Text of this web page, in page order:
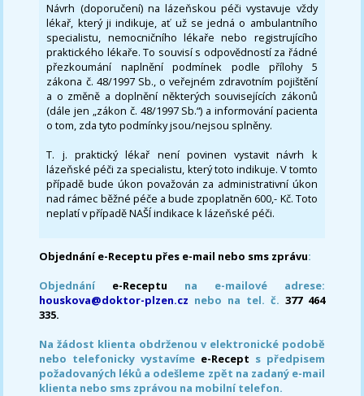
Návrh (doporučení) na lázeňskou péči vystavuje vždy
lékař, který ji indikuje, ať už se jedná o ambulantního
specialistu, nemocničního lékaře nebo registrujícího
praktického lékaře. To souvisí s odpovědností za řádné
přezkoumání naplnění podmínek podle přílohy 5
zákona č. 48/1997 Sb., o veřejném zdravotním pojištění
a o změně a doplnění některých souvisejících zákonů
(dále jen „zákon č. 48/1997 Sb.“) a informování pacienta
o tom, zda tyto podmínky jsou/nejsou splněny.
T. j. praktický lékař není povinen vystavit návrh k
lázeňské péči za specialistu, který toto indikuje. V tomto
případě bude úkon považován za administrativní úkon
nad rámec běžné péče a bude zpoplatněn 600,- Kč. Toto
neplatí v případě NAŠÍ indikace k lázeňské péči.
Objednání e-Receptu přes e-mail nebo sms zprávu:
Objednání e-Receptu na e-mailové adrese:
houskova@doktor-plzen.cz nebo na tel. č. 377 464
335.
Na žádost klienta obdrženou v elektronické podobě
nebo telefonicky vystavíme e-Recept s předpisem
požadovaných léků a odešleme zpět na zadaný e-mail
klienta nebo sms zprávou na mobilní telefon.